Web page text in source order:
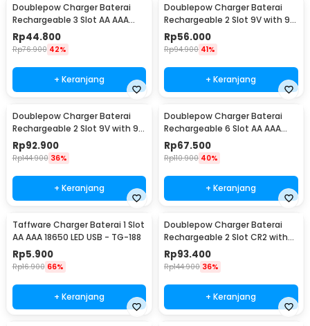
Doublepow Charger Baterai
Rechargeable 3 Slot AA AAA
with AA 3 PCS - DP-B33
Rp44.800
Rp76.900 42%
+ Keranjang
Doublepow Charger Baterai
Rechargeable 2 Slot 9V with 9V
1 PCS - DP-B09
Rp56.000
Rp94.900 41%
+ Keranjang
Doublepow Charger Baterai
Rechargeable 2 Slot 9V with 9V
2 PCS - DP-B09
Rp92.900
Rp144.900 36%
+ Keranjang
Doublepow Charger Baterai
Rechargeable 6 Slot AA AAA
with AA 6 PCS - DP-B06
Rp67.500
Rp110.900 40%
+ Keranjang
Taffware Charger Baterai 1 Slot
AA AAA 18650 LED USB - TG-188
Rp5.900
Rp16.900 66%
+ Keranjang
Doublepow Charger Baterai
Rechargeable 2 Slot CR2 with
CR2 2 PCS - DP-K06
Rp93.400
Rp144.900 36%
+ Keranjang